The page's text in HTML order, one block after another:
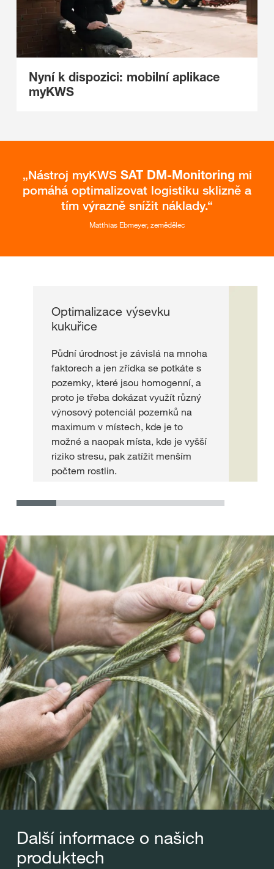
Nyní k dispozici: mobilní aplikace
myKWS
Nástroj myKWS SAT DM-Monitoring mi
pomáhá optimalizovat logistiku sklizně a
tím výrazně snížit náklady.
Matthias Ebmeyer, zemědělec
Optimalizace výsevku
kukuřice
Půdní úrodnost je závislá na mnoha
faktorech a jen zřídka se potkáte s
pozemky, které jsou homogenní, a
proto je třeba dokázat využít různý
výnosový potenciál pozemků na
maximum v místech, kde je to
možné a naopak místa, kde je vyšší
riziko stresu, pak zatížit menším
počtem rostlin.
Další informace o našich
produktech